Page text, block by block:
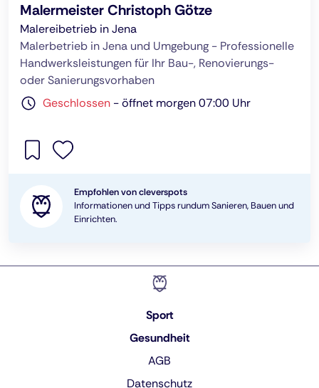
Malermeister Christoph Götze
Malereibetrieb in Jena
Malerbetrieb in Jena und Umgebung - Pro­fessionelle
Handwerksleistungen für Ihr Bau-, Renovierungs-
oder Sanierungsvorhaben
Geschlossen -öffnet morgen 07:00 Uhr
Empfohlen von cleverspots
Informationen und Tipps rundum Sanieren, Bauen und
Einrichten.
Sport
Gesundheit
AGB
Datenschutz